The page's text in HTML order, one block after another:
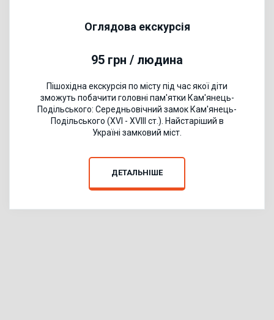
Оглядова екскурсія
95 грн / людина
Пішохідна екскурсія по місту під час якої діти
зможуть побачити головні пам'ятки Кам'янець-
Подільського: Середньовічний замок Кам'янець-
Подільського (XVI - XVIII ст.). Найстаріший в
Україні замковий міст.
ДЕТАЛЬНІШЕ